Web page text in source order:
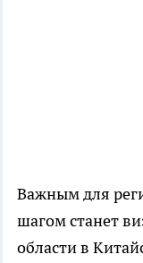
Важным для
шагом станет
области в